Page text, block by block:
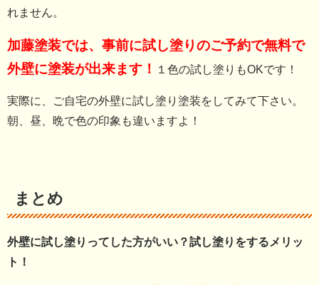
れません。
加藤塗装では、事前に試し塗りのご予約で無料で
外壁に塗装が出来ます！
１色の試し塗りもOKです！
実際に、ご自宅の外壁に試し塗り塗装をしてみて下さい。
朝、昼、晩で色の印象も違いますよ！
まとめ
外壁に試し塗りってした方がいい？試し塗りをするメリッ
ト！